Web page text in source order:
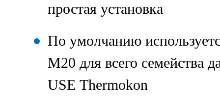
простая установка
По умолчанию
M20 для всего семейства
USE Thermokon